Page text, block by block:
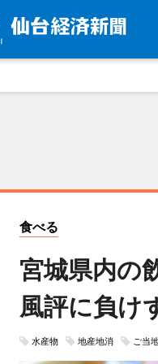
食べる
宮城県内の
風評に負け
水産物 地産地消 ご当